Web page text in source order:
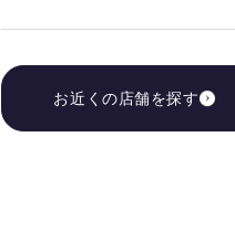
お近くの店舗を探す